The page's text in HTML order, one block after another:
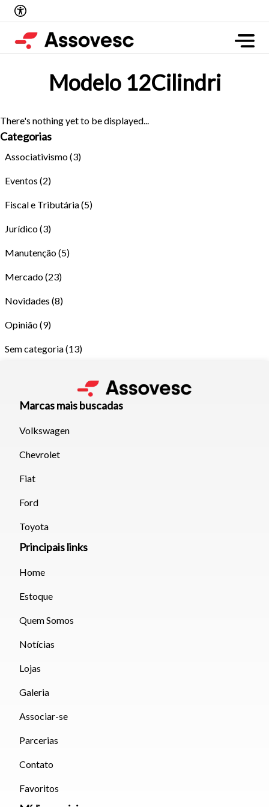
Tamanho do texto
Para aumentar ou diminuir a fonte em nosso site, utilize os
teclado.
Modelo 12Cilindri
There's nothing yet to be displayed...
Categorias
Associativismo(3)
Eventos (2)
Fiscal e Tributária(5)
Jurídico(3)
Manutenção(5)
Mercado(23)
Novidades (8)
Opinião(9)
Sem categoria(13)
Marcas mais buscadas
Volkswagen
Chevrolet
Fiat
Ford
Toyota
Principais links
Home
Estoque
Quem Somos
Notícias
Lojas
Galeria
Associar-se
Parcerias
Contato
Favoritos